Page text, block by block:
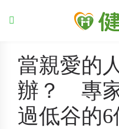
當親愛的
辦？ 專
過低谷的6